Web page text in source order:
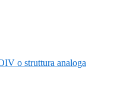
o struttura analoga